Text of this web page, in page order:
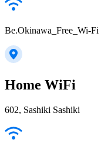
Be.Okinawa_Free_Wi-Fi
Home WiFi
602, Sashiki Sashiki